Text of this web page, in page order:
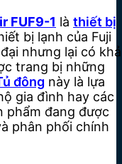
FUF9-1 là thiết bị
bị lạnh của Fuji
nhưng lại có khả
trang bị những
đông này là lựa
gia đình hay các
phẩm đang được
phân phối chính